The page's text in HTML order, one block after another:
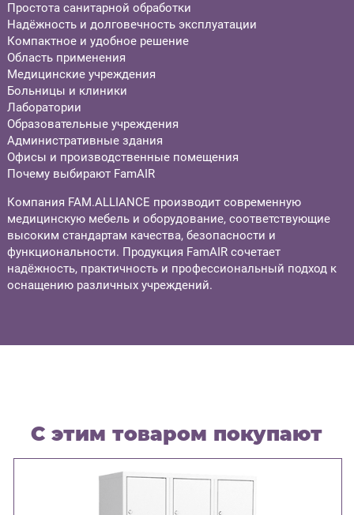
Простота санитарной обработки
Надёжность и долговечность эксплуатации
Компактное и удобное решение
Область применения
Медицинские учреждения
Больницы и клиники
Лаборатории
Образовательные учреждения
Административные здания
Офисы и производственные помещения
Почему выбирают FamAIR
Компания FAM.ALLIANCE производит современную
медицинскую мебель и оборудование, соответствующие
высоким стандартам качества, безопасности и
функциональности. Продукция FamAIR сочетает
надёжность, практичность и профессиональный подход к
оснащению различных учреждений.
С этим товаром покупают